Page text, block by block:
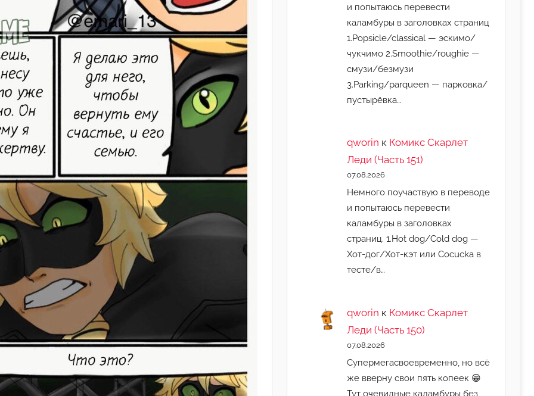
и попытаюсь перевести
каламбуры в заголовках страниц
1.Popsicle/classical — эскимо/
чукчимо 2.Smoothie/roughie —
смузи/безмузи
3.Parking/parqueen — парковка/
пустырёвка…
qworin к Комикс Скарлет
Леди (Часть 151)
07.08.2026
Немного поучаствую в переводе
и попытаюсь перевести
каламбуры в заголовках
страниц. 1.Hot dog/Cold dog —
Хот-дог/Хот-кэт или Cocucka в
тесте/в…
qworin к Комикс Скарлет
Леди (Часть 150)
07.08.2026
Супермегасвоевременно, но всё
же вверну свои пять копеек 😁
Тут очевидные каламбуры без